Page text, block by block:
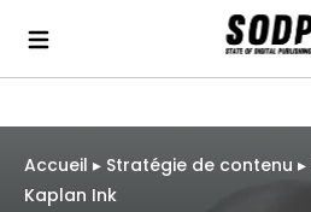
Accueil ▸ Stratégie de contenu ▸
Kaplan Ink